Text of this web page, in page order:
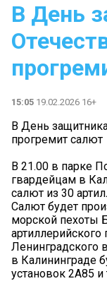
В День
15:05 19.02.2026 16+
В День
прогремит салют
В 21.00 в парке
гвардейцам в
салют из 30
Салют будет
морской пехоты
артиллерийского
Ленинградского
в Калининграде
установок 2А85